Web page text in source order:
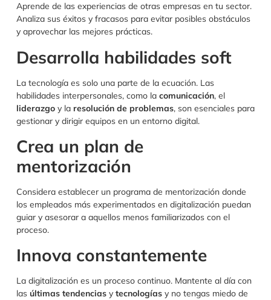
Aprende de las experiencias de otras empresas en tu sector.
Analiza sus éxitos y fracasos para evitar posibles obstáculos
y aprovechar las mejores prácticas.
Desarrolla habilidades soft
La tecnología es solo una parte de la ecuación. Las
habilidades interpersonales, como la comunicación, el
liderazgoy la resolución de problemas, son esenciales para
gestionar y dirigir equipos en un entorno digital.
Crea un plan de
mentorización
Considera establecer un programa de mentorización donde
los empleados más experimentados en digitalización puedan
guiar y asesorar a aquellos menos familiarizados con el
proceso.
Innova constantemente
La digitalización es un proceso continuo. Mantente al día con
las últimas tendenciasy tecnologíasy no tengas miedo de